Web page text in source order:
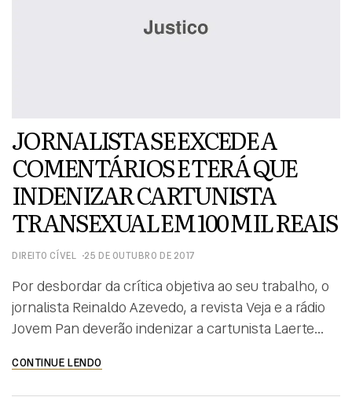
JORNALISTA SE EXCEDE A
COMENTÁRIOS E TERÁ QUE
INDENIZAR CARTUNISTA
TRANSEXUAL EM 100 MIL REAIS
DIREITO CÍVEL 25 DE OUTUBRO DE 2017
Por desbordar da crítica objetiva ao seu trabalho, o
jornalista Reinaldo Azevedo, a revista Veja e a rádio
Jovem Pan deverão indenizar a cartunista Laerte
entendimento da primeira instância, foi tomada pela
10ª Câmara de Direito Privado do Tribunal de Justiça
CONTINUE LENDO